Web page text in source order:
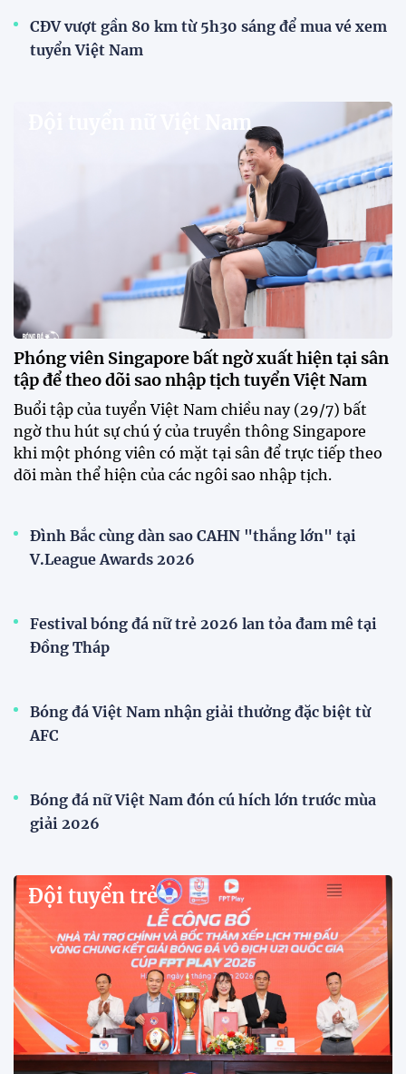
CĐV vượt gần 80 km từ 5h30 sáng để mua vé xem
tuyển Việt Nam
Đội tuyển nữ Việt Nam
Phóng viên Singapore bất ngờ xuất hiện tại sân
tập để theo dõi sao nhập tịch tuyển Việt Nam
Buổi tập của tuyển Việt Nam chiều nay (29/7) bất
ngờ thu hút sự chú ý của truyền thông Singapore
khi một phóng viên có mặt tại sân để trực tiếp theo
dõi màn thể hiện của các ngôi sao nhập tịch.
Đình Bắc cùng dàn sao CAHN "thắng lớn" tại
V.League Awards 2026
Festival bóng đá nữ trẻ 2026 lan tỏa đam mê tại
Đồng Tháp
Bóng đá Việt Nam nhận giải thưởng đặc biệt từ
AFC
Bóng đá nữ Việt Nam đón cú hích lớn trước mùa
giải 2026
Đội tuyển trẻ